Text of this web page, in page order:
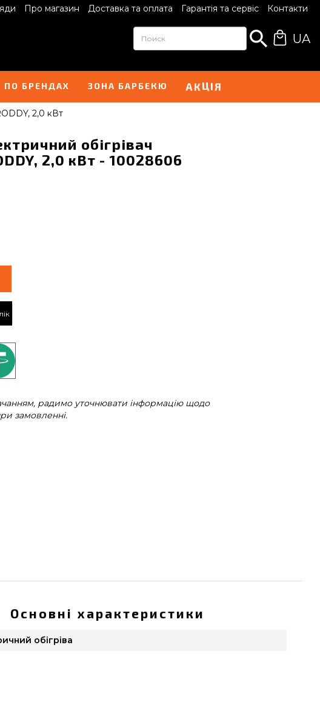
Про магазин Доставка та оплата Гарантія та сервіс Контакти
UA
ПО БРЕНДАХ ЗОНА БАРБЕКЮ АКЦІЯ
2,0 кВт
обігрівач
2,0 кВт - 10028606
радимо уточнювати інформацію щодо
замовленні.
Основні характеристики
обігріва